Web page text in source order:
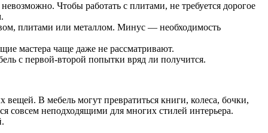
Чтобы работать с плитами, не требуется дорогое
плитами или металлом. Минус — необходимость
мастера чаще даже не рассматривают.
с первой-второй попытки вряд ли получится.
В мебель могут превратиться книги, колеса, бочки,
совсем неподходящими для многих стилей интерьера.